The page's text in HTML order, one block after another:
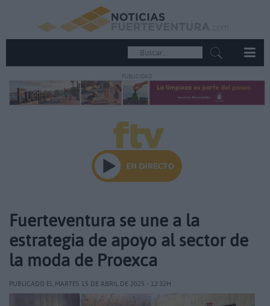
PUBLICIDAD
Fuerteventura se une a la
estrategia de apoyo al sector de
la moda de Proexca
PUBLICADO EL MARTES 15 DE ABRIL DE 2025 - 12:32H